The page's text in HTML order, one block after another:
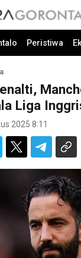
Peristiwa
Liga
2025 8:11